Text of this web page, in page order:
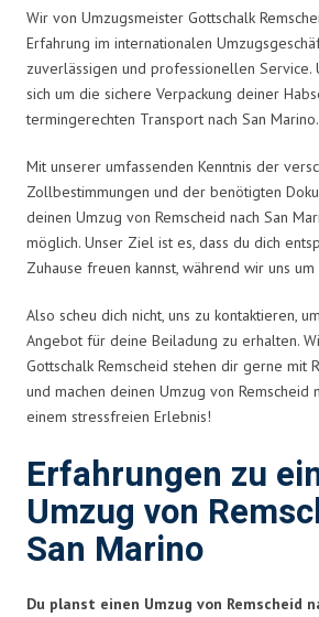
Wir von Umzugsmeister Gottschalk
Erfahrung im internationalen
zuverlässigen und professionellen Service.
sich um die sichere Verpackung deiner
termingerechten Transport nach San Marino.
Mit unserer umfassenden Kenntnis der
Zollbestimmungen und der benötigten
deinen Umzug von Remscheid nach San
möglich. Unser Ziel ist es, dass du dich
Zuhause freuen kannst, während wir uns
Also scheu dich nicht, uns zu kontaktieren,
Angebot für deine Beiladung zu erhalten.
Gottschalk Remscheid stehen dir gerne mit
und machen deinen Umzug von Remscheid
einem stressfreien Erlebnis!
Erfahrungen zu
Umzug von
San Marino
Du planst einen Umzug von Remscheid